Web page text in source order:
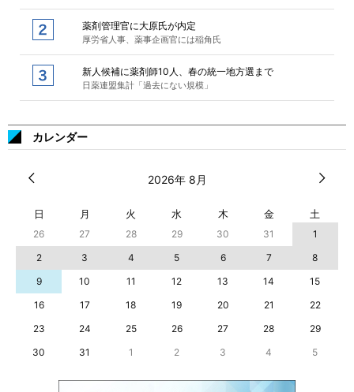
薬剤管理官に大原氏が内定
厚労省人事、薬事企画官には稲角氏
新人候補に薬剤師10人、春の統一地方選まで
日薬連盟集計「過去にない規模」
カレンダー
2026年 8月
日 月 火 水 木 金 土
26 27 28 29 30 31
1
2
3 4 5 6 7
8
9
10 11 12 13 14
15
16
17 18 19 20 21
22
23
24 25 26 27 28
29
30
31 1 2 3 4 5